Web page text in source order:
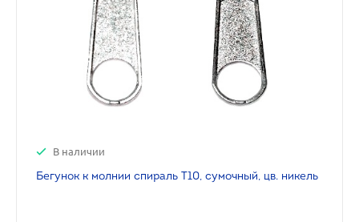
В наличии
Бегунок к молнии спираль Т10, сумочный, цв. никель